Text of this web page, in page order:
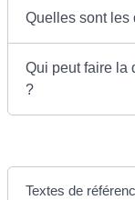
Quelles sont les
Qui peut faire la
?
Textes de